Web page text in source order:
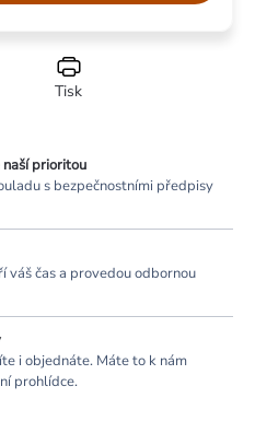
Tisk
naší prioritou
s bezpečnostními předpisy
váš čas a provedou odbornou
i objednáte. Máte to k nám
prohlídce.